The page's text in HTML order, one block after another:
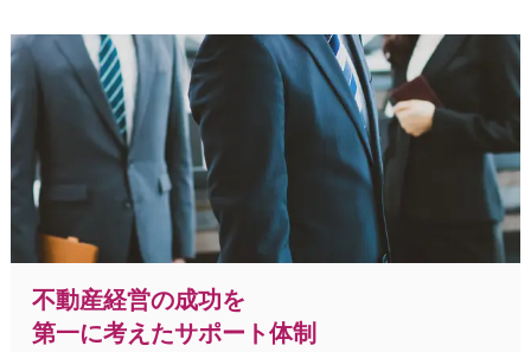
不動産経営の成功を
第一に考えたサポート体制